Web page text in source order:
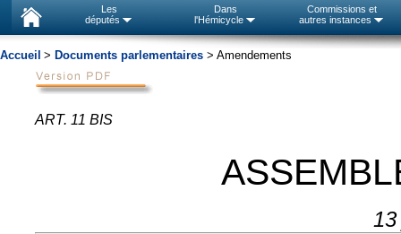
Les
députés
Dans
l'Hémicycle
Commissions et
autres instances
Accueil > Documents parlementaires > Amendements
ART. 11 BIS